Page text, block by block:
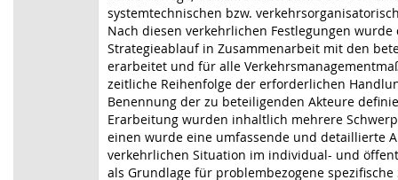
systemtechnischen bzw.
Nach diesen verkehrlichen Festlegungen
Strategieablauf in Zusammenarbeit mit den
erarbeitet und für alle
zeitliche Reihenfolge der erforderlichen
Benennung der zu beteiligenden Akteure
Erarbeitung wurden inhaltlich mehrere
einen wurde eine umfassende und detaillierte
verkehrlichen Situation im individual- und
als Grundlage für problembezogene